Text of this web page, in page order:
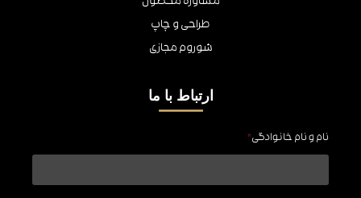
طراحی و چاپ
شوروم مجازی
ارتباط با ما
نام و نام خانوادگی*